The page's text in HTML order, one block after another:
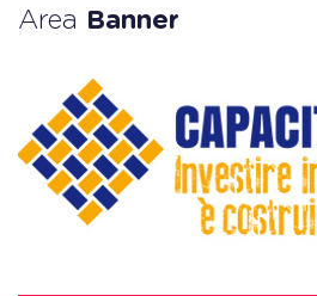
Area Banner